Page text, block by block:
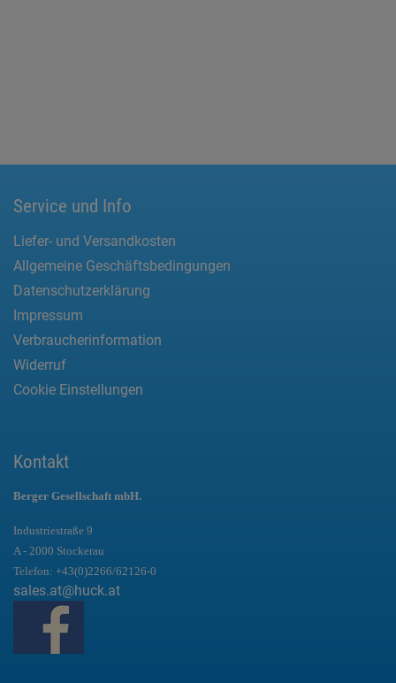
Service und Info
Liefer- und Versandkosten
Allgemeine Geschäftsbedingungen
Datenschutzerklärung
Impressum
Verbraucherinformation
Widerruf
Cookie Einstellungen
Kontakt
Berger Gesellschaft mbH.
Industriestraße 9
A - 2000 Stockerau
Telefon: +43(0)2266/62126-0
sales.at@huck.at